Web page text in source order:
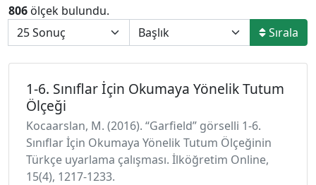
806 ölçek bulundu.
Sırala
1-6. Sınıflar İçin Okumaya Yönelik Tutum
Ölçeği
Kocaarslan, M. (2016). “Garfield” görselli 1-6.
Sınıflar İçin Okumaya Yönelik Tutum Ölçeğinin
Türkçe uyarlama çalışması. İlköğretim Online,
15(4), 1217-1233.